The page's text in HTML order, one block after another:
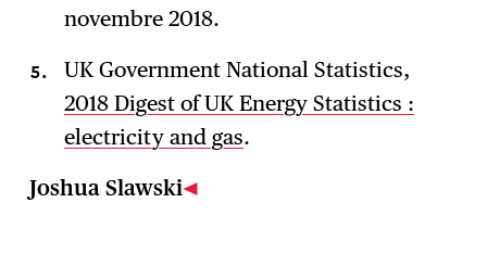
novembre 2018.
UK Government National Statistics,
2018 Digest of UK Energy Statistics :
electricity and gas.
Joshua Slawski